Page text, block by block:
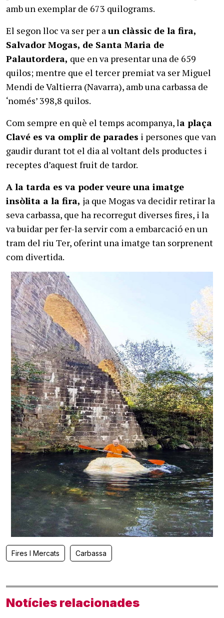
amb un exemplar de 673 quilograms.
El segon lloc va ser per a un clàssic de la fira,
Salvador Mogas, de Santa Maria de
Palautordera, que en va presentar una de 659
quilos; mentre que el tercer premiat va ser Miguel
Mendi de Valtierra (Navarra), amb una carbassa de
‘només’ 398,8 quilos.
Com sempre en què el temps acompanya, la plaça
Clavé es va omplir de parades i persones que van
gaudir durant tot el dia al voltant dels productes i
receptes d’aquest fruit de tardor.
A la tarda es va poder veure una imatge
insòlita a la fira, ja que Mogas va decidir retirar la
seva carbassa, que ha recorregut diverses fires, i la
va buidar per fer-la servir com a embarcació en un
tram del riu Ter, oferint una imatge tan sorprenent
com divertida.
Fires I Mercats Carbassa
Notícies relacionades